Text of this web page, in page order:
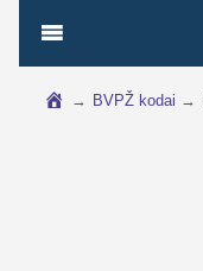
→ BVPŽ kodai →